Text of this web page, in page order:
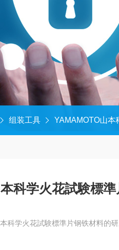
组装工具 YAMAMOTO山本
科学火花試験標準
科学火花試験標準片钢铁材料的